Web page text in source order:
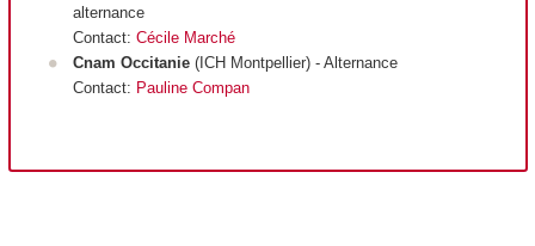
alternance
Contact: Cécile Marché
Cnam Occitanie(ICH Montpellier) - Alternance
Contact: Pauline Compan